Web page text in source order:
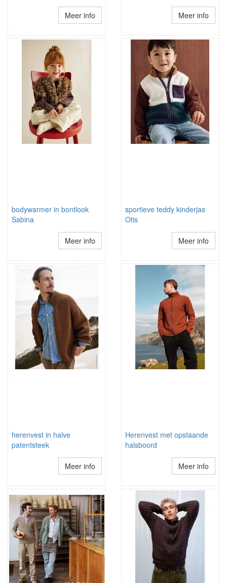
Meer info Meer info
bodywarmer in bontlook
Sabina
Meer info
sportieve teddy kinderjas
Otis
Meer info
herenvest in halve
patentsteek
Meer info
Herenvest met opstaande
halsboord
Meer info